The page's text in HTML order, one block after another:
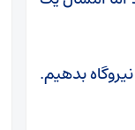
به نیروگاه بدهیم.